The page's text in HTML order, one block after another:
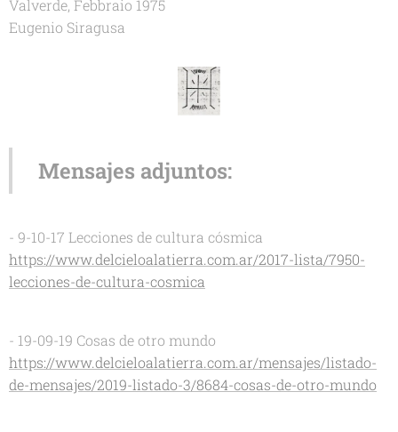
Valverde, Febbraio 1975
Eugenio Siragusa
Mensajes adjuntos:
- 9-10-17 Lecciones de cultura cósmica
https://www.delcieloalatierra.com.ar/2017-lista/7950-
lecciones-de-cultura-cosmica
- 19-09-19 Cosas de otro mundo
https://www.delcieloalatierra.com.ar/mensajes/listado-
de-mensajes/2019-listado-3/8684-cosas-de-otro-mundo